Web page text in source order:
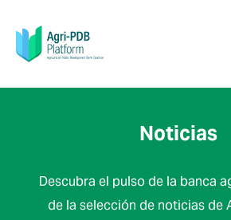
Noticias
Descubra el pulso de la banca
de la selección de noticias de